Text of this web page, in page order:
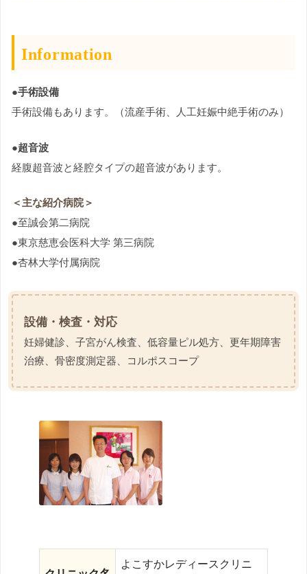
Information
●手術設備
手術設備もあります。（流産手術、人工妊娠中絶手術のみ）
●超音波
経腹超音波と経腔タイプの超音波があります。
＜主な紹介病院＞
●至誠会第二病院
●東京慈恵会医科大学 第三病院
●杏林大学付属病院
設備・検査・対応
妊婦健診、子宮がん検査、低容量ピル処方、更年期障害
治療、骨密度測定器、コルポスコープ
よこすかレディースクリニ